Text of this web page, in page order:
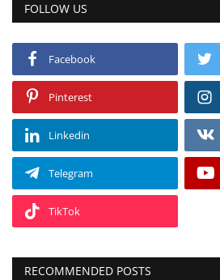
FOLLOW US
Facebook
Pinterest
Linkedin
Telegram
TikTok
RECOMMENDED POSTS